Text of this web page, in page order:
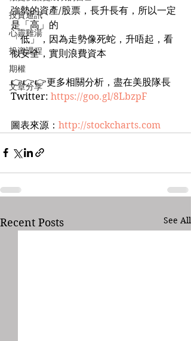
投資通訊
心靈雞湯
投資課程
期權
文章分享
強勢的資產/股票，長升長有，所以一定
是「高」的
「低」，因為走勢像死蛇，升唔起，看
似安全，實則浪費資本
👉👉👉更多相關分析，盡在美股隊長
Twitter: https://goo.gl/8LbzpF
圖表來源： http://stockcharts.com
Recent Posts See All